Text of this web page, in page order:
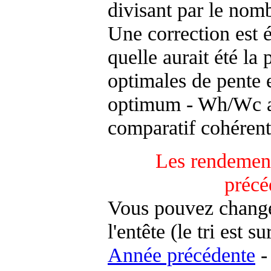
divisant par le
Une correction est
quelle aurait été la
optimales de
optimum - Wh/Wc
comparatif
Les
Vous pouvez
l'entête (le tri est
Année précédente